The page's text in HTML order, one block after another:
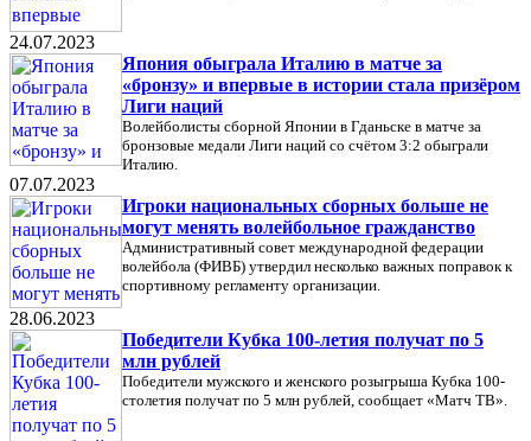
24.07.2023
Япония обыграла Италию в матче за
«бронзу» и впервые в истории стала призёром
Лиги наций
Волейболисты сборной Японии в Гданьске в матче за
бронзовые медали Лиги наций со счётом 3:2 обыграли
Италию.
07.07.2023
Игроки национальных сборных больше не
могут менять волейбольное гражданство
Административный совет международной федерации
волейбола (ФИВБ) утвердил несколько важных поправок к
спортивному регламенту организации.
28.06.2023
Победители Кубка 100-летия получат по 5
млн рублей
Победители мужского и женского розыгрыша Кубка 100-
столетия получат по 5 млн рублей, сообщает «Матч ТВ».